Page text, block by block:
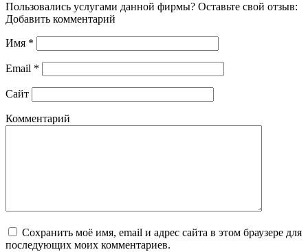
Пользовались услугами данной фирмы? Оставьте свой отзыв:
Добавить комментарий
Имя *
Email *
Сайт
Комментарий
Сохранить моё имя, email и адрес сайта в этом браузере для
последующих моих комментариев.